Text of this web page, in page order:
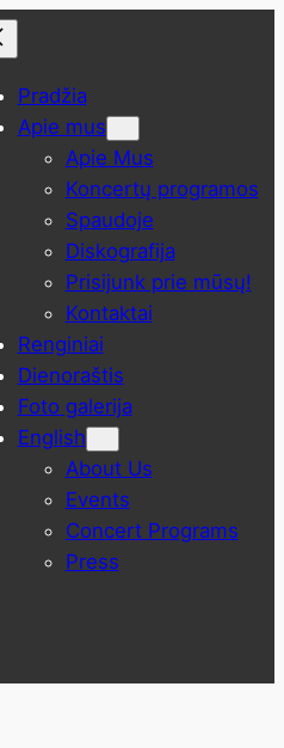
Pradžia
Apie mus
Apie Mus
Koncertų programos
Spaudoje
Diskografija
Prisijunk prie mūsų!
Kontaktai
Renginiai
Dienoraštis
Foto galerija
English
About Us
Events
Concert Programs
Press